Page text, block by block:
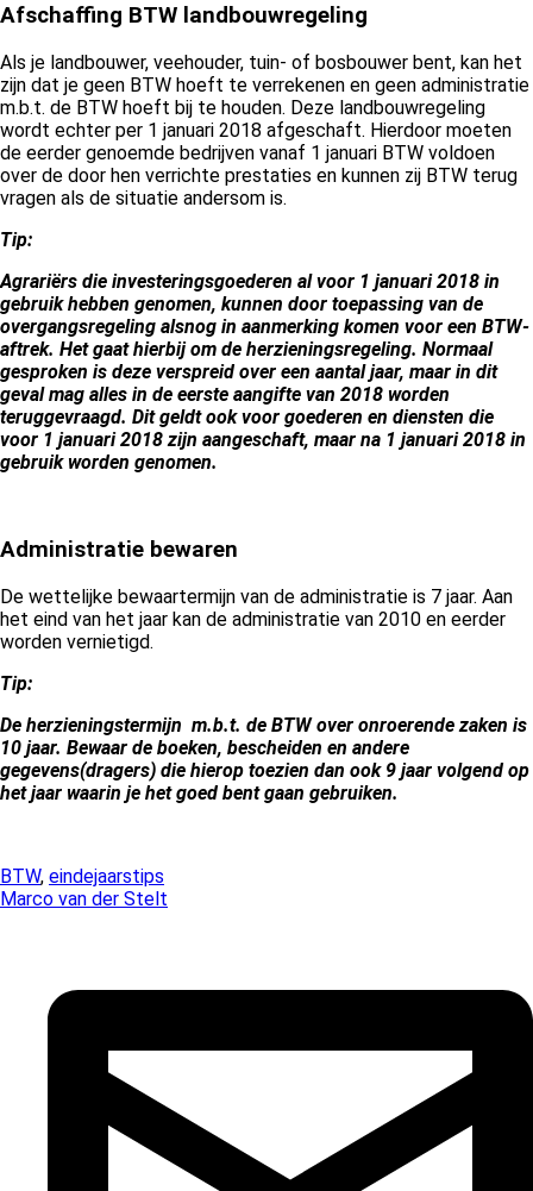
Afschaffing BTW landbouwregeling
Als je landbouwer, veehouder, tuin- of bosbouwer bent, kan het
zijn dat je geen BTW hoeft te verrekenen en geen administratie
m.b.t. de BTW hoeft bij te houden. Deze landbouwregeling
wordt echter per 1 januari 2018 afgeschaft. Hierdoor moeten
de eerder genoemde bedrijven vanaf 1 januari BTW voldoen
over de door hen verrichte prestaties en kunnen zij BTW terug
vragen als de situatie andersom is.
Tip:
Agrariërs die investeringsgoederen al voor 1 januari 2018 in
gebruik hebben genomen, kunnen door toepassing van de
overgangsregeling alsnog in aanmerking komen voor een BTW-
aftrek. Het gaat hierbij om de herzieningsregeling. Normaal
gesproken is deze verspreid over een aantal jaar, maar in dit
geval mag alles in de eerste aangifte van 2018 worden
teruggevraagd. Dit geldt ook voor goederen en diensten die
voor 1 januari 2018 zijn aangeschaft, maar na 1 januari 2018 in
gebruik worden genomen.
Administratie bewaren
De wettelijke bewaartermijn van de administratie is 7 jaar. Aan
het eind van het jaar kan de administratie van 2010 en eerder
worden vernietigd.
Tip:
De herzieningstermijn m.b.t. de BTW over onroerende zaken is
10 jaar. Bewaar de boeken, bescheiden en andere
gegevens(dragers) die hierop toezien dan ook 9 jaar volgend op
het jaar waarin je het goed bent gaan gebruiken.
BTW, eindejaarstips
Marco van der Stelt